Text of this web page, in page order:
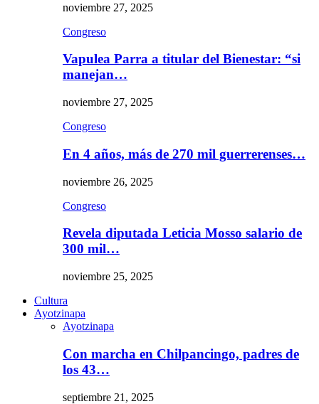
noviembre 27, 2025
Congreso
Vapulea Parra a titular del Bienestar: “si
manejan…
noviembre 27, 2025
Congreso
En 4 años, más de 270 mil guerrerenses…
noviembre 26, 2025
Congreso
Revela diputada Leticia Mosso salario de
300 mil…
noviembre 25, 2025
Cultura
Ayotzinapa
Ayotzinapa
Con marcha en Chilpancingo, padres de
los 43…
septiembre 21, 2025